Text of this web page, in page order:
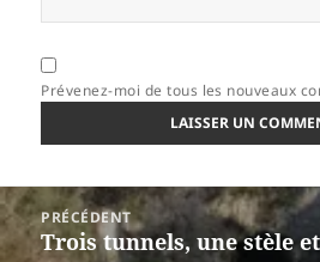
Prévenez-moi de tous les nouveaux
Navigation
de
l’article
PRÉCÉDENT
Article
Trois tunnels, une stèle